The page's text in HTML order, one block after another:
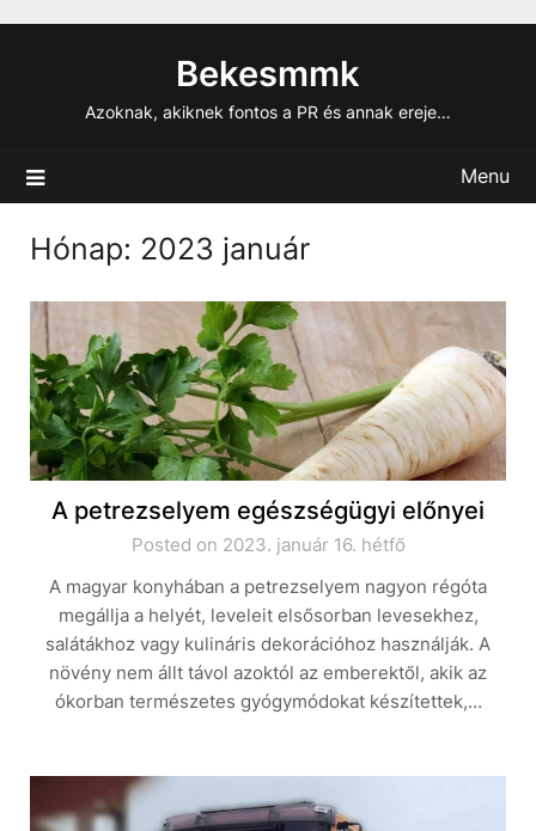
Bekesmmk
Azoknak, akiknek fontos a PR és annak ereje…
Menu
Hónap: 2023 január
A petrezselyem egészségügyi előnyei
Posted on 2023. január 16. hétfő
A magyar konyhában a petrezselyem nagyon régóta
megállja a helyét, leveleit elsősorban levesekhez,
salátákhoz vagy kulináris dekorációhoz használják. A
növény nem állt távol azoktól az emberektől, akik az
ókorban természetes gyógymódokat készítettek,…